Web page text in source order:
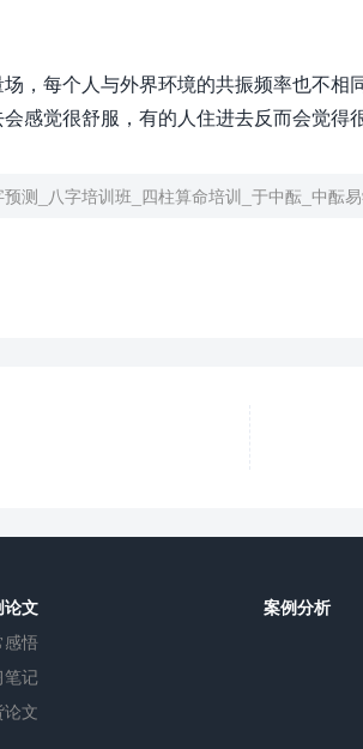
，每个人与外界环境的共振频率也不
感觉很舒服，有的人住进去反而会觉得
预测_八字培训班_四柱算命培训_于中酝_中酝
论文
感悟
笔记
论文
案例分析